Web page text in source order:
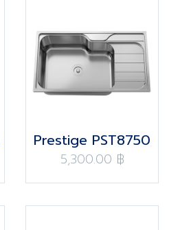
Prestige PST8750
5,300.00 ฿